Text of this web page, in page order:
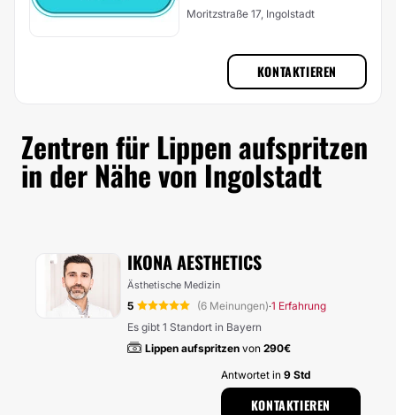
Moritzstraße 17, Ingolstadt
KONTAKTIEREN
Zentren für Lippen aufspritzen
in der Nähe von Ingolstadt
IKONA AESTHETICS
Ästhetische Medizin
5 (6 Meinungen)·1 Erfahrung
Es gibt 1 Standort in Bayern
Lippen aufspritzen von 290€
Antwortet in 9 Std
KONTAKTIEREN